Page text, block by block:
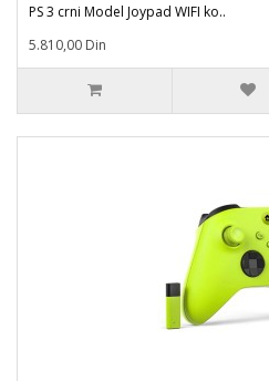
PS 3 crni Model Joypad WIFI ko..
5.810,00 Din